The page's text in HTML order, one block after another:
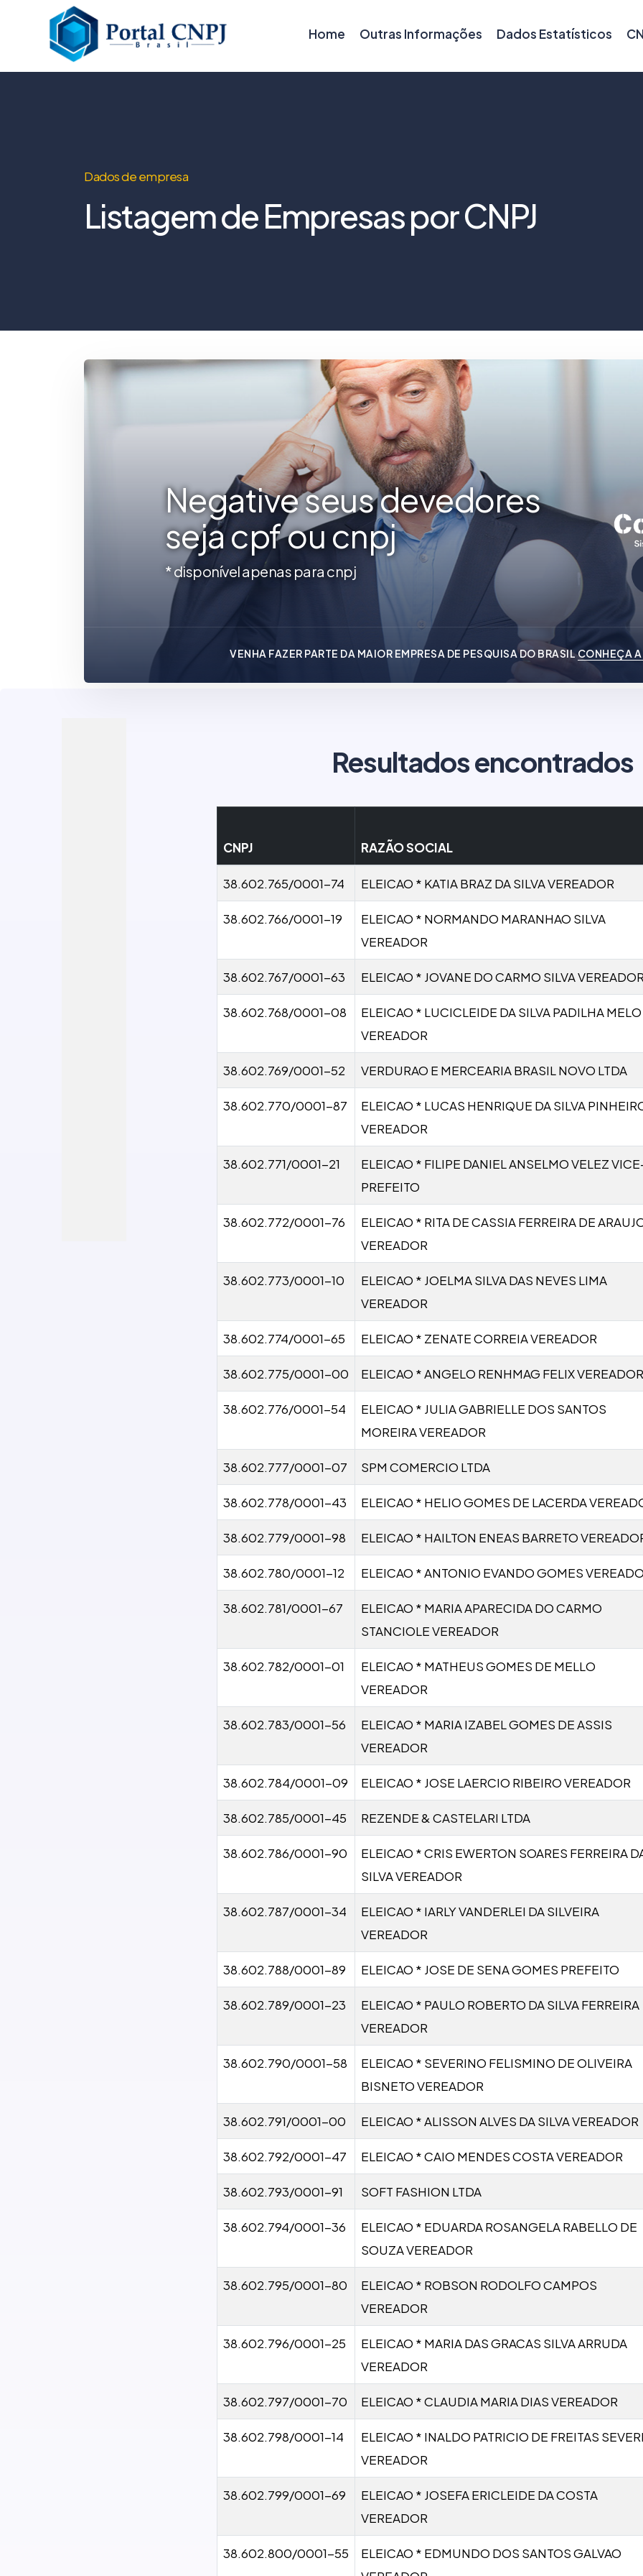
Home Outras Informações Dados Estatísticos
Dados de empresa
Listagem de Empresas por CNPJ
Negative seus devedores
seja cpf ou cnpj
* disponível apenas para cnpj
VENHA FAZER PARTE DA MAIOR EMPRESA DE PESQUISA DO BRASILCONHEÇA
Resultados encontrados
CNPJ RAZÃO SOCIAL
38.602.765/0001-74 ELEICAO * KATIA BRAZ DA SILVA VEREADOR
38.602.766/0001-19
ELEICAO * NORMANDO MARANHAO SILVA
VEREADOR
38.602.767/0001-63 ELEICAO * JOVANE DO CARMO SILVA
38.602.768/0001-08
ELEICAO * LUCICLEIDE DA SILVA PADILHA MELO
VEREADOR
38.602.769/0001-52 VERDURAO E MERCEARIA BRASIL NOVO LTDA
38.602.770/0001-87
ELEICAO * LUCAS HENRIQUE DA SILVA
VEREADOR
38.602.771/0001-21
ELEICAO * FILIPE DANIEL ANSELMO VELEZ
PREFEITO
38.602.772/0001-76
ELEICAO * RITA DE CASSIA FERREIRA DE
VEREADOR
38.602.773/0001-10
ELEICAO * JOELMA SILVA DAS NEVES LIMA
VEREADOR
38.602.774/0001-65 ELEICAO * ZENATE CORREIA VEREADOR
38.602.775/0001-00 ELEICAO * ANGELO RENHMAG FELIX VEREADOR
38.602.776/0001-54
ELEICAO * JULIA GABRIELLE DOS SANTOS
MOREIRA VEREADOR
38.602.777/0001-07 SPM COMERCIO LTDA
38.602.778/0001-43 ELEICAO * HELIO GOMES DE LACERDA
38.602.779/0001-98 ELEICAO * HAILTON ENEAS BARRETO
38.602.780/0001-12 ELEICAO * ANTONIO EVANDO GOMES
38.602.781/0001-67
ELEICAO * MARIA APARECIDA DO CARMO
STANCIOLE VEREADOR
38.602.782/0001-01
ELEICAO * MATHEUS GOMES DE MELLO
VEREADOR
38.602.783/0001-56
ELEICAO * MARIA IZABEL GOMES DE ASSIS
VEREADOR
38.602.784/0001-09 ELEICAO * JOSE LAERCIO RIBEIRO VEREADOR
38.602.785/0001-45 REZENDE & CASTELARI LTDA
38.602.786/0001-90
ELEICAO * CRIS EWERTON SOARES FERREIRA
SILVA VEREADOR
38.602.787/0001-34
ELEICAO * IARLY VANDERLEI DA SILVEIRA
VEREADOR
38.602.788/0001-89 ELEICAO * JOSE DE SENA GOMES PREFEITO
38.602.789/0001-23
ELEICAO * PAULO ROBERTO DA SILVA FERREIRA
VEREADOR
38.602.790/0001-58
ELEICAO * SEVERINO FELISMINO DE OLIVEIRA
BISNETO VEREADOR
38.602.791/0001-00 ELEICAO * ALISSON ALVES DA SILVA VEREADOR
38.602.792/0001-47 ELEICAO * CAIO MENDES COSTA VEREADOR
38.602.793/0001-91 SOFT FASHION LTDA
38.602.794/0001-36
ELEICAO * EDUARDA ROSANGELA RABELLO DE
SOUZA VEREADOR
38.602.795/0001-80
ELEICAO * ROBSON RODOLFO CAMPOS
VEREADOR
38.602.796/0001-25
ELEICAO * MARIA DAS GRACAS SILVA ARRUDA
VEREADOR
38.602.797/0001-70 ELEICAO * CLAUDIA MARIA DIAS VEREADOR
38.602.798/0001-14
ELEICAO * INALDO PATRICIO DE FREITAS
VEREADOR
38.602.799/0001-69
ELEICAO * JOSEFA ERICLEIDE DA COSTA
VEREADOR
38.602.800/0001-55
ELEICAO * EDMUNDO DOS SANTOS GALVAO